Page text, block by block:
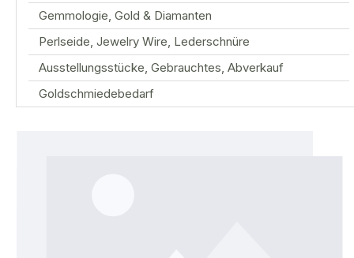
Gemmologie, Gold & Diamanten
Perlseide, Jewelry Wire, Lederschnüre
Ausstellungsstücke, Gebrauchtes, Abverkauf
Goldschmiedebedarf